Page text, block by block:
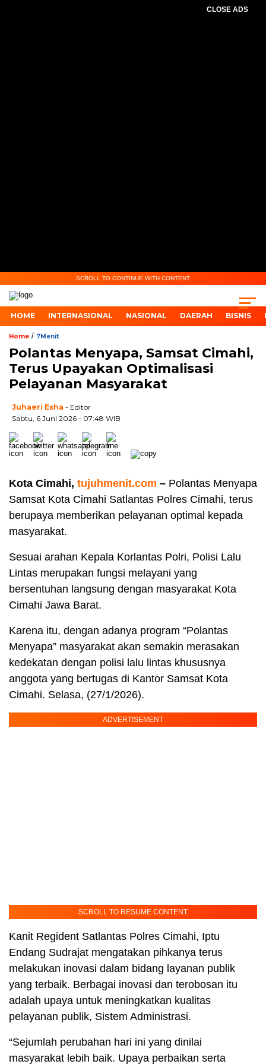
CLOSE ADS
SCROLL TO CONTINUE WITH CONTENT
HOME INTERNASIONAL NASIONAL DAERAH BISNIS
Home / 7Menit
Polantas Menyapa, Samsat Cimahi,
Terus Upayakan Optimalisasi
Pelayanan Masyarakat
Juhaeri Esha - Editor
Sabtu, 6 Juni 2026 - 07:48 WIB
Kota Cimahi, tujuhmenit.com – Polantas Menyapa
Samsat Kota Cimahi Satlantas Polres Cimahi, terus
berupaya memberikan pelayanan optimal kepada
masyarakat.
Sesuai arahan Kepala Korlantas Polri, Polisi Lalu
Lintas merupakan fungsi melayani yang
bersentuhan langsung dengan masyarakat Kota
Cimahi Jawa Barat.
Karena itu, dengan adanya program “Polantas
Menyapa” masyarakat akan semakin merasakan
kedekatan dengan polisi lalu lintas khususnya
anggota yang bertugas di Kantor Samsat Kota
Cimahi. Selasa, (27/1/2026).
ADVERTISEMENT
SCROLL TO RESUME CONTENT
Kanit Regident Satlantas Polres Cimahi, Iptu
Endang Sudrajat mengatakan pihkanya terus
melakukan inovasi dalam bidang layanan publik
yang terbaik. Berbagai inovasi dan terobosan itu
adalah upaya untuk meningkatkan kualitas
pelayanan publik, Sistem Administrasi.
“Sejumlah perubahan hari ini yang dinilai
masyarakat lebih baik. Upaya perbaikan serta